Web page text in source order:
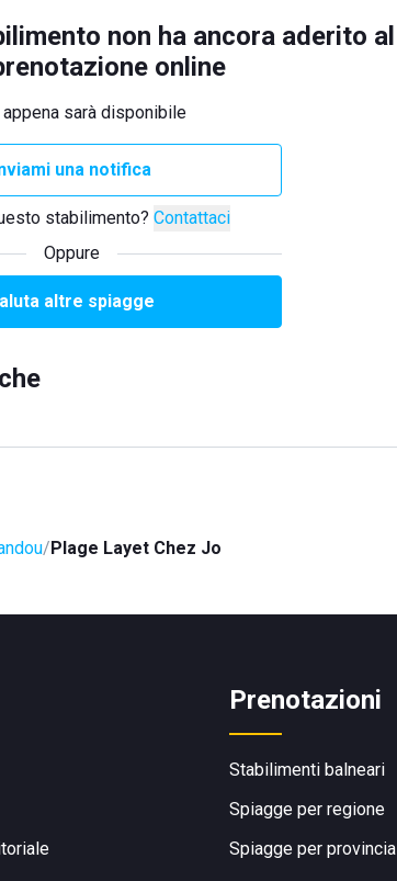
non ha ancora aderito al
online
sarà disponibile
una notifica
stabilimento? Contattaci
Oppure
altre spiagge
Plage Layet Chez Jo
Prenotazioni
Stabilimenti balneari
Spiagge per regione
Spiagge per provincia